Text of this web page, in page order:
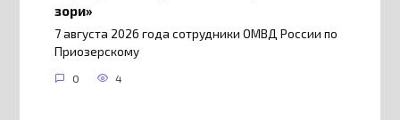
зори»
7 августа 2026 года сотрудники ОМВД России по
Приозерскому
0 4